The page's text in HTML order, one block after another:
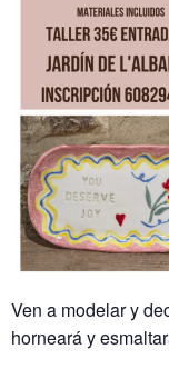
Ven a modelar y
horneará y